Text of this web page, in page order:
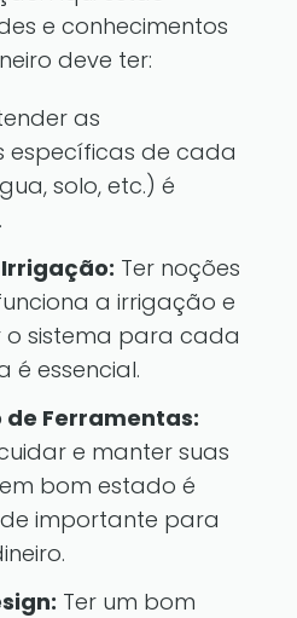
e conhecimentos
deve ter:
as
específicas de cada
solo, etc.) é
Ter noções
a irrigação e
sistema para cada
é essencial.
Ferramentas:
e manter suas
bom estado é
importante para
Ter um bom